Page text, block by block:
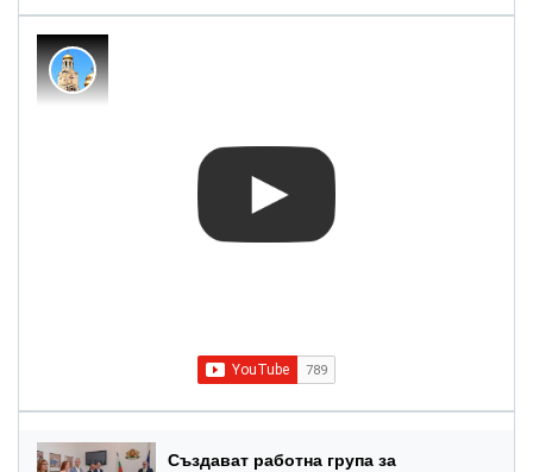
Създават работна група за